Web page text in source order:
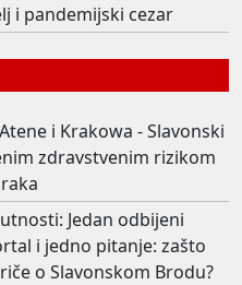
i pandemijski cezar
i Krakowa - Slavonski
zdravstvenim rizikom
Jedan odbijeni
i jedno pitanje: zašto
o Slavonskom Brodu?